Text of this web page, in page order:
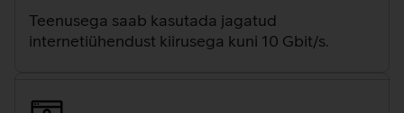
Teenusega saab kasutada jagatud
internetiühendust kiirusega kuni 10 Gbit/s.